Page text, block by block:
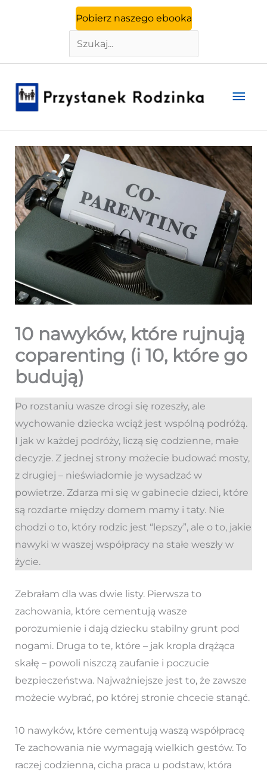
Pobierz naszego ebooka
Szukaj
10 nawyków, które rujnują
coparenting (i 10, które go
budują)
Po rozstaniu wasze drogi się rozeszły, ale
wychowanie dziecka wciąż jest wspólną podróżą.
I jak w każdej podróży, liczą się codzienne, małe
decyzje. Z jednej strony możecie budować mosty,
z drugiej – nieświadomie je wysadzać w
powietrze. Zdarza mi się w gabinecie dzieci, które
są rozdarte między domem mamy i taty. Nie
chodzi o to, który rodzic jest “lepszy”, ale o to, jakie
nawyki w waszej współpracy na stałe weszły w
życie.
Zebrałam dla was dwie listy. Pierwsza to
zachowania, które cementują wasze
porozumienie i dają dziecku stabilny grunt pod
nogami. Druga to te, które – jak kropla drążąca
skałę – powoli niszczą zaufanie i poczucie
bezpieczeństwa. Najważniejsze jest to, że zawsze
możecie wybrać, po której stronie chcecie stanąć.
10 nawyków, które cementują waszą współpracę
Te zachowania nie wymagają wielkich gestów. To
raczej codzienna, cicha praca u podstaw, która